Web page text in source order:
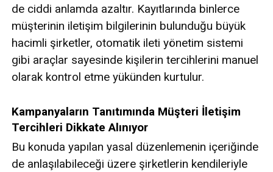
de ciddi anlamda azaltır. Kayıtlarında binlerce
müşterinin iletişim bilgilerinin bulunduğu büyük
hacimli şirketler, otomatik ileti yönetim sistemi
gibi araçlar sayesinde kişilerin tercihlerini manuel
olarak kontrol etme yükünden kurtulur.
Kampanyaların Tanıtımında Müşteri İletişim
Tercihleri Dikkate Alınıyor
Bu konuda yapılan yasal düzenlemenin içeriğinde
de anlaşılabileceği üzere şirketlerin kendileriyle